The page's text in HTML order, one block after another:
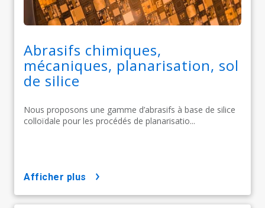
Abrasifs chimiques,
mécaniques, planarisation, sol
de silice
Nous proposons une gamme d’abrasifs à base de silice
colloïdale pour les procédés de planarisatio...
afficher plus